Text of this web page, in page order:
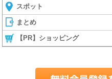
スポット
まとめ
【PR】ショッピング